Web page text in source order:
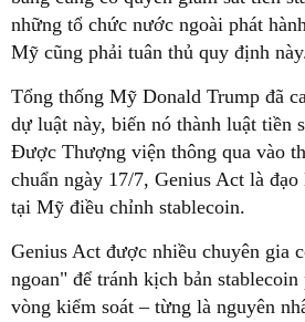
những tổ chức nước ngoài phát
Mỹ cũng phải tuân thủ quy định
Tổng thống Mỹ Donald Trump đã
dự luật này, biến nó thành luật tiền
Được Thượng viện thông qua vào
chuẩn ngày 17/7, Genius Act là
tại Mỹ điều chỉnh stablecoin.
Genius Act được nhiều chuyên gia
ngoan" để tránh kịch bản
vòng kiểm soát – từng là nguyên